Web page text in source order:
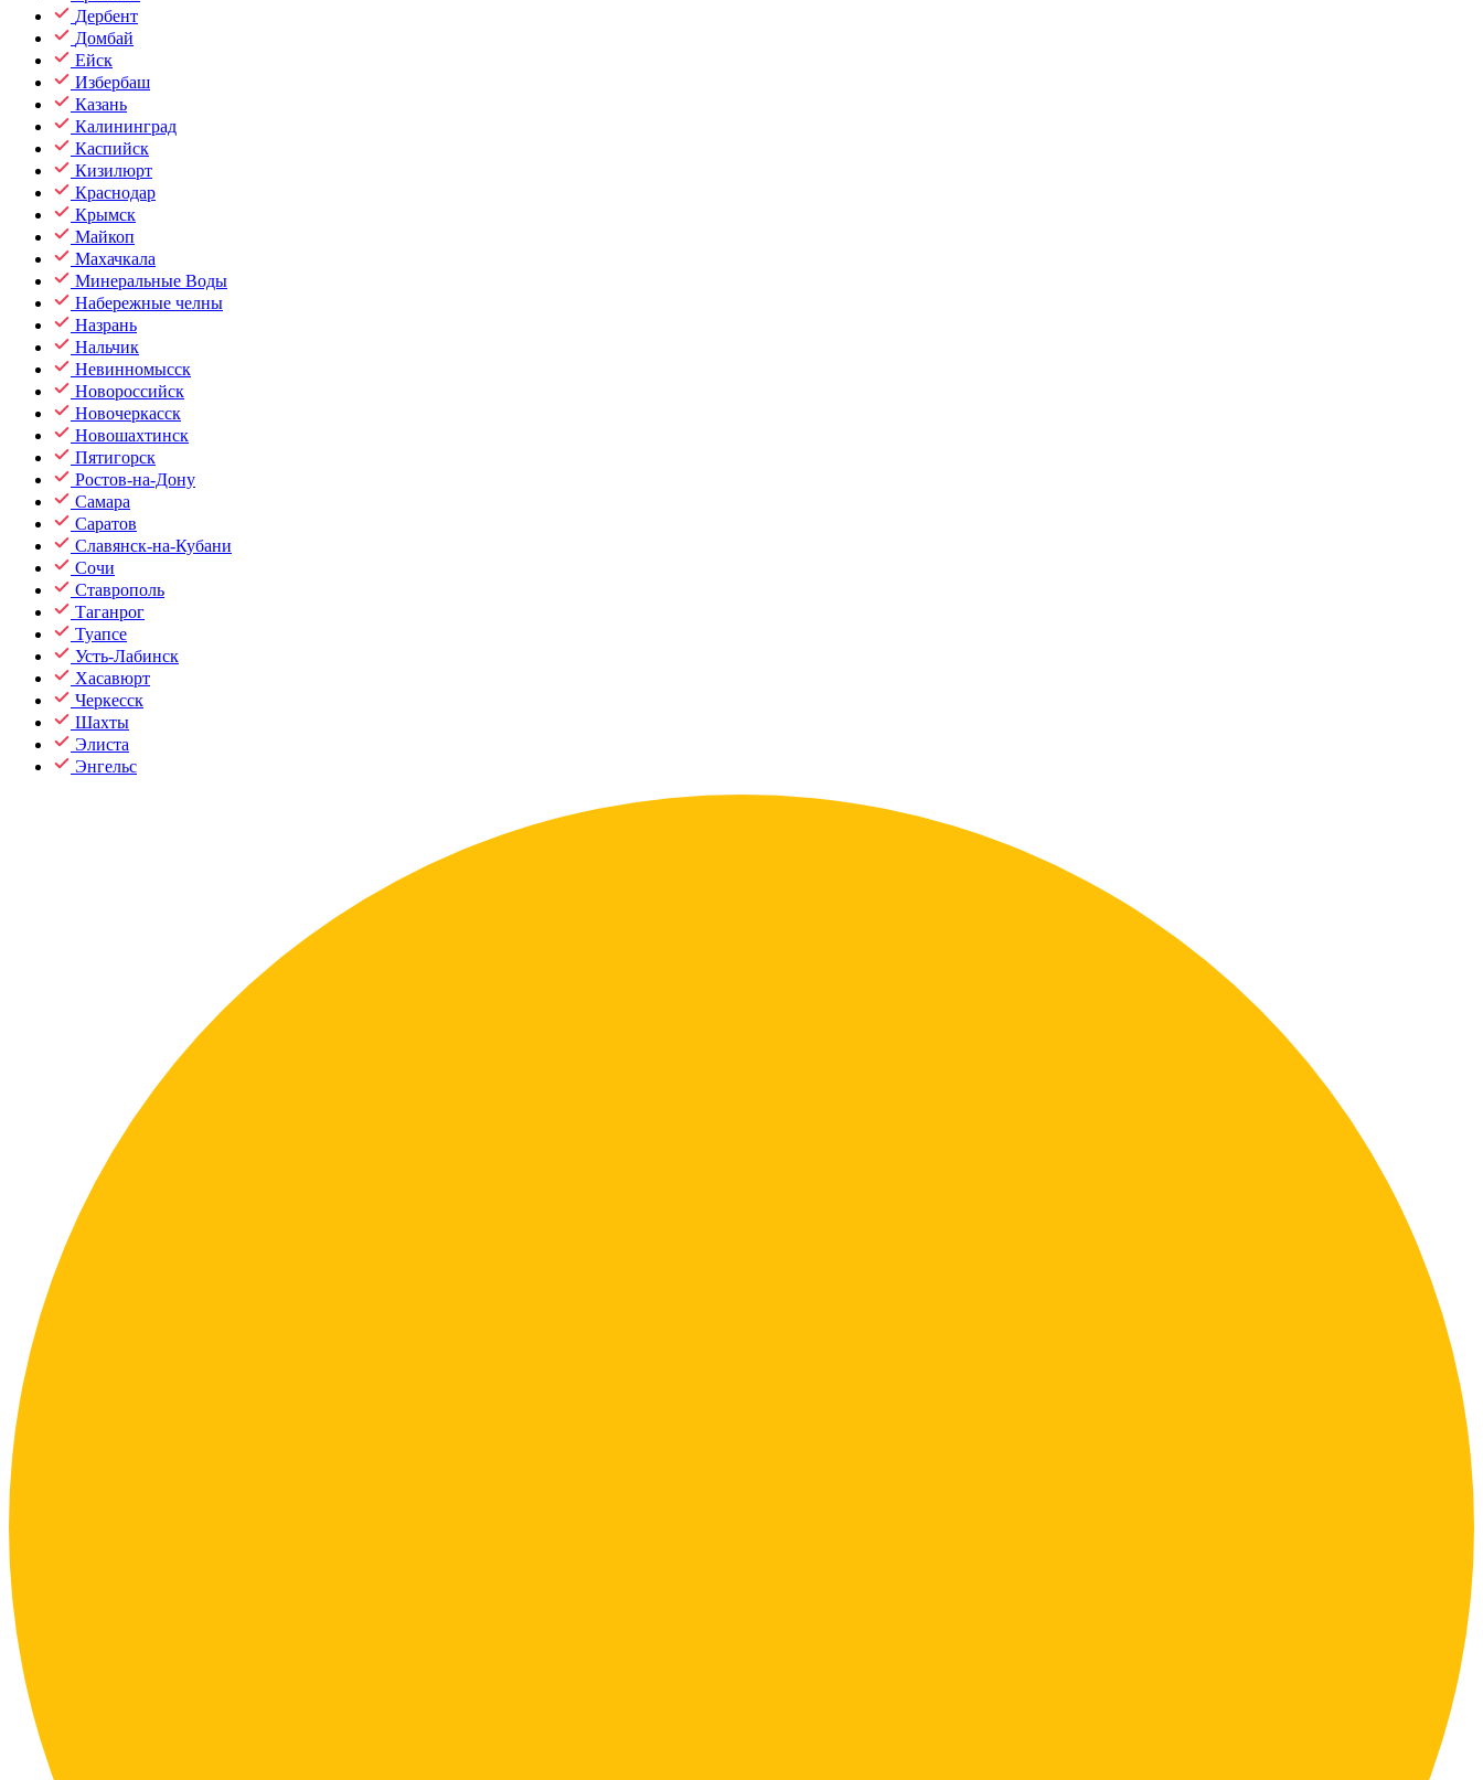
Дербент
Домбай
Ейск
Избербаш
Казань
Калининград
Каспийск
Кизилюрт
Краснодар
Крымск
Майкоп
Махачкала
Минеральные Воды
Набережные челны
Назрань
Нальчик
Невинномысск
Новороссийск
Новочеркасск
Новошахтинск
Пятигорск
Ростов-на-Дону
Самара
Саратов
Славянск-на-Кубани
Сочи
Ставрополь
Таганрог
Туапсе
Усть-Лабинск
Хасавюрт
Черкесск
Шахты
Элиста
Энгельс